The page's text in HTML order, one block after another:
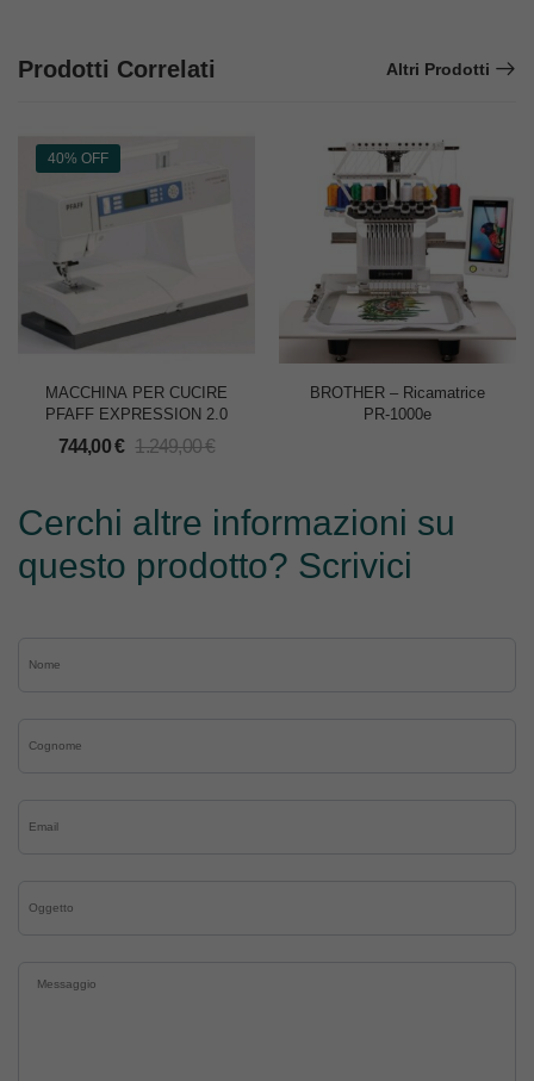
Prodotti Correlati Altri Prodotti
40% OFF
MACCHINA PER CUCIRE
PFAFF EXPRESSION 2.0
744,00€ 1.249,00€
BROTHER – Ricamatrice
PR-1000e
Cerchi altre informazioni su
questo prodotto? Scrivici